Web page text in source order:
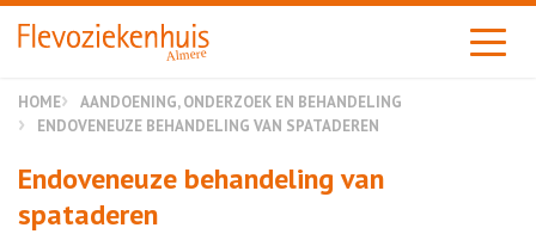
Almere
HOME
AANDOENING, ONDERZOEK EN BEHANDELING
ENDOVENEUZE BEHANDELING VAN SPATADEREN
Endoveneuze behandeling van
spataderen